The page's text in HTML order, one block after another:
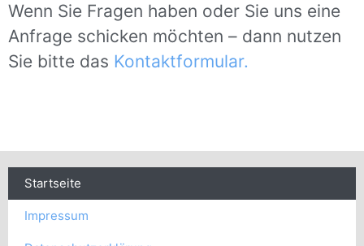
Wenn Sie Fragen haben oder Sie uns eine
Anfrage schicken möchten – dann nutzen
Sie bitte das Kontaktformular.
Startseite
Impressum